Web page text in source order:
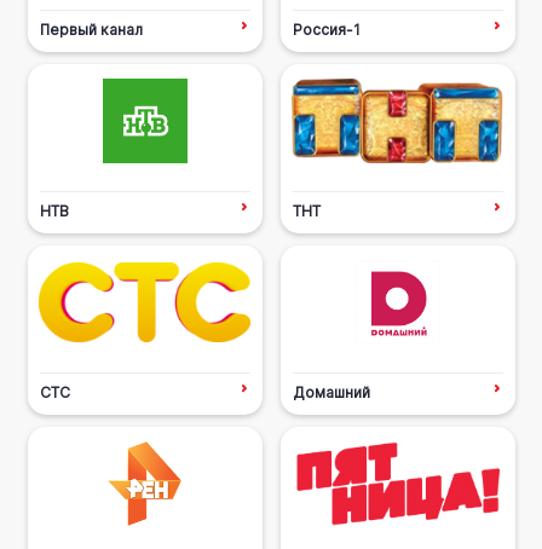
Первый канал Россия-1
НТВ ТНТ
СТС Домашний